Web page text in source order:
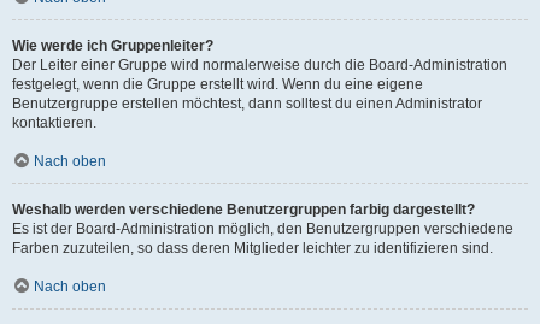
Wie werde ich Gruppenleiter?
Der Leiter einer Gruppe wird normalerweise durch die Board-Administration
festgelegt, wenn die Gruppe erstellt wird. Wenn du eine eigene
Benutzergruppe erstellen möchtest, dann solltest du einen Administrator
kontaktieren.
Nach oben
Weshalb werden verschiedene Benutzergruppen farbig dargestellt?
Es ist der Board-Administration möglich, den Benutzergruppen verschiedene
Farben zuzuteilen, so dass deren Mitglieder leichter zu identifizieren sind.
Nach oben